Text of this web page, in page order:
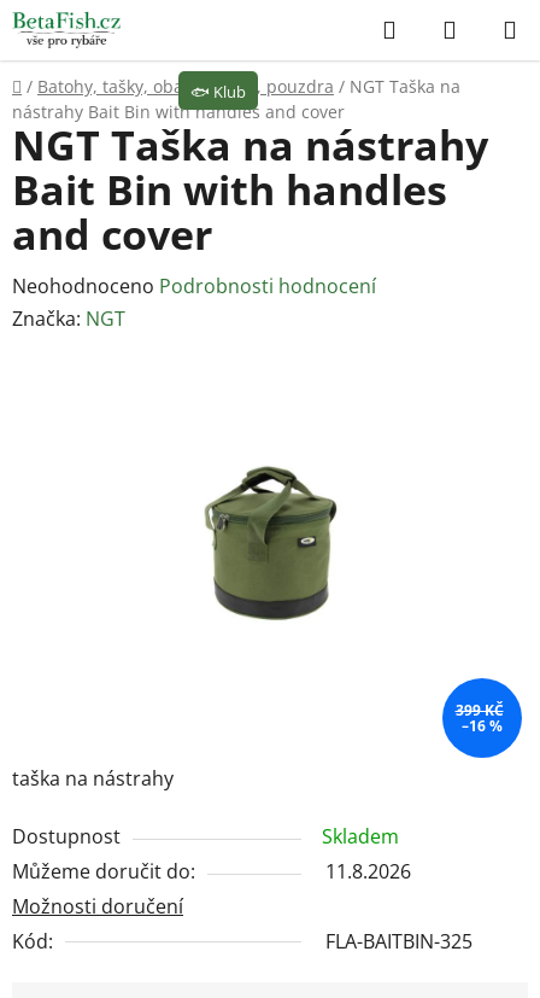
Přejít
na
obsah
Hledat
KOŠÍK
Domů
/ Batohy, tašky, obaly / Tašky, pouzdra / NGT Taška na
nástrahy Bait Bin with handles and cover
taška na nástrahy
Dostupnost
Skladem
Můžeme doručit do:
11.8.2026
Možnosti doručení
Kód:
FLA-BAITBIN-325
NGT Taška na nástrahy
Bait Bin with handles
and cover
Průměrné
hodnocení
Neohodnoceno Podrobnosti hodnocení
Značka: NGT
399 KČ
–16 %
🐟 Klub